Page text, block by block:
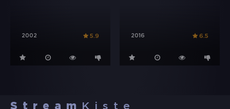
2002 5.9 2016 6.5
Stream Kiste